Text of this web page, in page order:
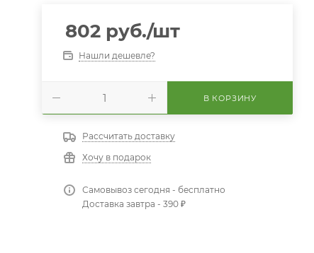
802руб./шт
Нашли дешевле?
В КОРЗИНУ
Рассчитать доставку
Хочу в подарок
Самовывоз сегодня - бесплатно
Доставка завтра - 390 ₽